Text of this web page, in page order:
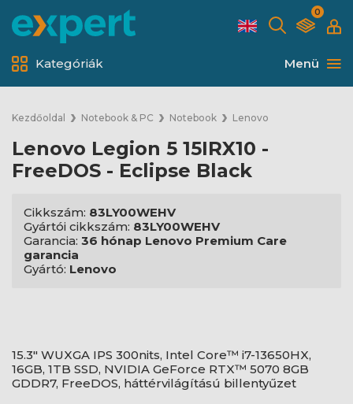
0
Menü
Kategóriák
Kezdőoldal Notebook & PC Notebook Lenovo
Lenovo Legion 5 15IRX10 -
FreeDOS - Eclipse Black
Cikkszám: 83LY00WEHV
Gyártói cikkszám: 83LY00WEHV
Garancia: 36 hónap Lenovo Premium Care
garancia
Gyártó: Lenovo
15.3" WUXGA IPS 300nits, Intel Core™ i7-13650HX,
16GB, 1TB SSD, NVIDIA GeForce RTX™ 5070 8GB
GDDR7, FreeDOS, háttérvilágítású billentyűzet